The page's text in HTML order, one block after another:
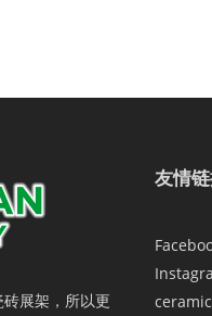
展架，所以更
友情